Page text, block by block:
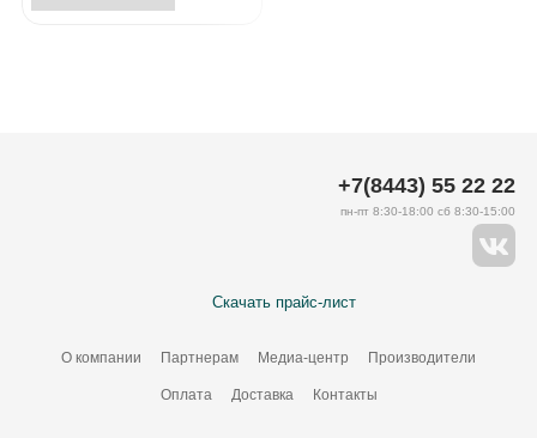
Скачать прайс-лист
О компании Партнерам Медиа-центр Производители
Оплата Доставка Контакты
+7(8443) 55 22 22
пн-пт 8:30-18:00 сб 8:30-15:00